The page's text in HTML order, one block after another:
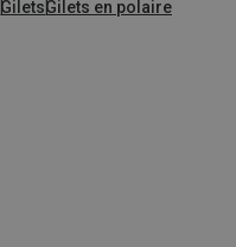
GiletsGilets en polaire